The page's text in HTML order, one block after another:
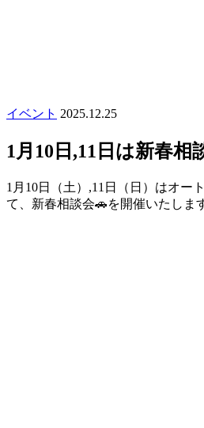
イベント 2025.12.25
1月10日,11日は新春相
1月10日（土）,11日（日）はオー
て、新春相談会🚗を開催いたし